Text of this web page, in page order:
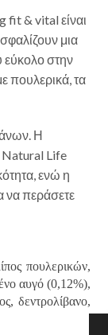
fit & vital είναι
μια
εύκολο στην
πουλερικά, τα
Η
Natural Life
ενώ η
να περάσετε
πουλερικών,
αυγό (0,12%),
δεντρολίβανο,